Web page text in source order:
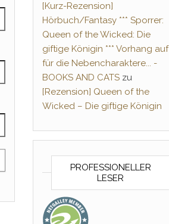
[Kurz-Rezension]
Hörbuch/Fantasy *** Sporrer:
Queen of the Wicked: Die
giftige Königin *** Vorhang auf
für die Nebencharaktere... -
BOOKS AND CATSzu
[Rezension] Queen of the
Wicked – Die giftige Königin
PROFESSIONELLER
LESER